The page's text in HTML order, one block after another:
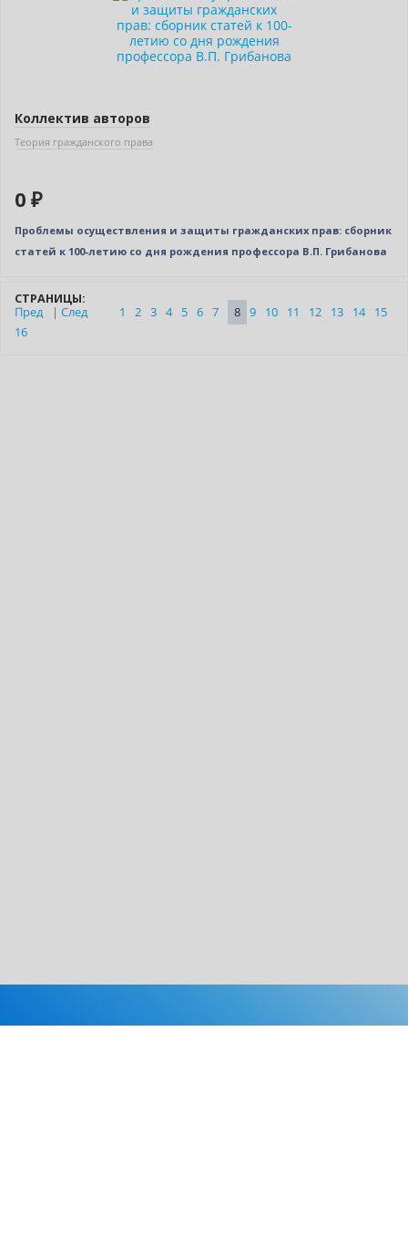
Коллектив авторов
Теория гражданского права
0 ₽
Проблемы осуществления и защиты гражданских прав: сборник
статей к 100-летию со дня рождения профессора В.П. Грибанова
СТРАНИЦЫ:
Пред
| След 1 2 3 4 5 6 7 8 9 10 11 12 13 14
15
16